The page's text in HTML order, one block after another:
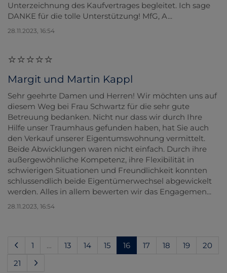
Unterzeichnung des Kaufvertrages begleitet. Ich sage
DANKE für die tolle Unterstützung! MfG, A...
28.11.2023, 16:54
Margit und Martin Kappl
Sehr geehrte Damen und Herren! Wir möchten uns auf
diesem Weg bei Frau Schwartz für die sehr gute
Betreuung bedanken. Nicht nur dass wir durch Ihre
Hilfe unser Traumhaus gefunden haben, hat Sie auch
den Verkauf unserer Eigentumswohnung vermittelt.
Beide Abwicklungen waren nicht einfach. Durch ihre
außergewöhnliche Kompetenz, ihre Flexibilität in
schwierigen Situationen und Freundlichkeit konnten
schlussendlich beide Eigentümerwechsel abgewickelt
werden. Alles in allem bewerten wir das Engagemen...
28.11.2023, 16:54
1 … 13 14 15 16(current)
17 18 19
20
21